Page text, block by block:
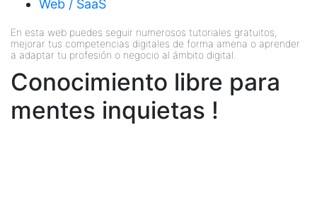
Web / SaaS
En esta web puedes seguir numerosos tutoriales gratuitos,
mejorar tus competencias digitales de forma amena o aprender
a adaptar tu profesión o negocio al ámbito digital.
Conocimiento libre para
mentes inquietas !